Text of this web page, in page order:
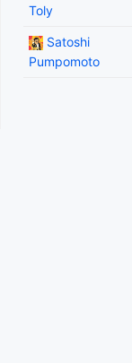
Toly
Satoshi
Pumpomoto